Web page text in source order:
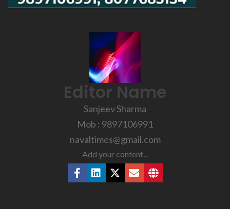
Editor Name
Sanjeev Sharma
Mob : 9897106991
navaltimes@gmail.com
Add your content...